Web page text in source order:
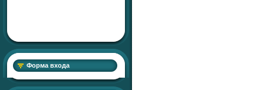
Форма входа